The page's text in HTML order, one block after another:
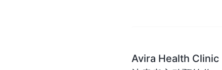
Avira Health Clinic